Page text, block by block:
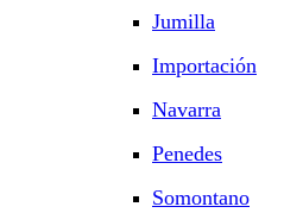
Jumilla
Importación
Navarra
Penedes
Somontano